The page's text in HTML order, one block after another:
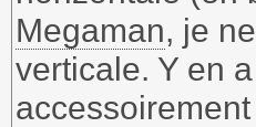
Megaman, je
verticale. Y en